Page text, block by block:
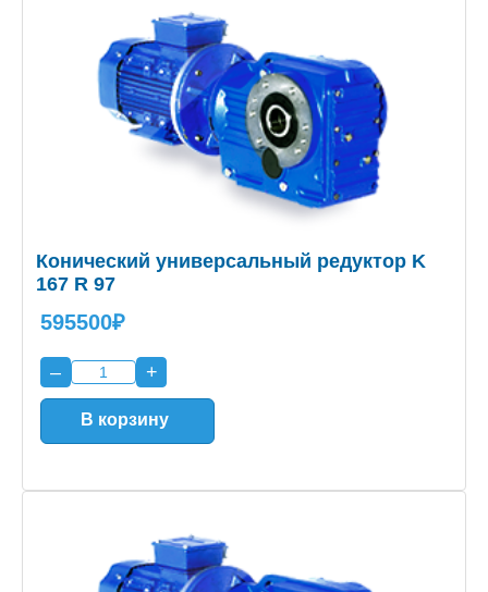
Конический универсальный редуктор K
167 R 97
595500₽
– +
В корзину